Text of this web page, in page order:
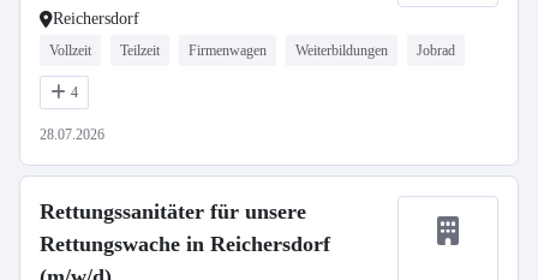
Reichersdorf
Vollzeit Teilzeit Firmenwagen Weiterbildungen Jobrad
4
28.07.2026
Rettungssanitäter für unsere
Rettungswache in Reichersdorf